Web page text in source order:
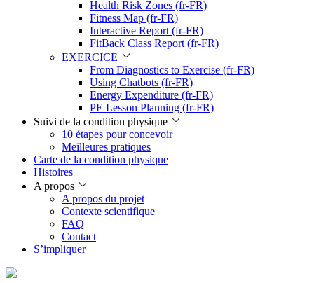
Health Risk Zones (fr-FR)
Fitness Map (fr-FR)
Interactive Report (fr-FR)
FitBack Class Report (fr-FR)
EXERCICE
From Diagnostics to Exercise (fr-FR)
Using Chatbots (fr-FR)
Energy Expenditure (fr-FR)
PE Lesson Planning (fr-FR)
Suivi de la condition physique
10 étapes pour concevoir
Meilleures pratiques
Carte de la condition physique
Histoires
A propos
A propos du projet
Contexte scientifique
FAQ
Contact
S’impliquer